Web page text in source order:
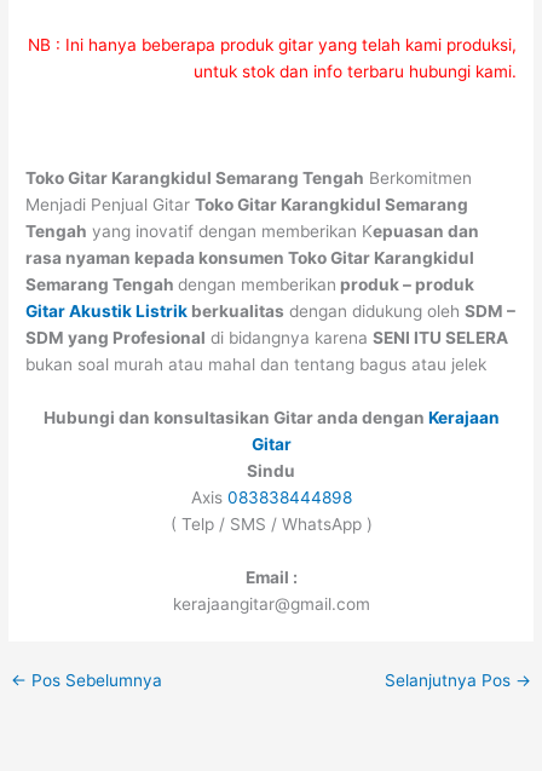
NB : Ini hanya beberapa produk gitar yang telah kami produksi,
untuk stok dan info terbaru hubungi kami.
Toko Gitar Karangkidul Semarang Tengah Berkomitmen
Menjadi Penjual GitarToko Gitar Karangkidul Semarang
Tengah yang inovatif dengan memberikan Kepuasan dan
rasa nyaman kepada konsumen Toko Gitar Karangkidul
Semarang Tengahdengan memberikan produk – produk
Gitar Akustik Listrik berkualitas dengan didukung olehSDM –
SDM yang Profesional di bidangnya karenaSENI ITU SELERA
bukan soal murah atau mahal dan tentang bagus atau jelek
Hubungi dan konsultasikan Gitar anda dengan Kerajaan
Gitar
Sindu
Axis 083838444898
( Telp / SMS / WhatsApp )
Email :
kerajaangitar@gmail.com
← Pos Sebelumnya Selanjutnya Pos →